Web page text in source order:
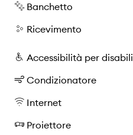
Banchetto
Ricevimento
Accessibilità per disabili
Condizionatore
Internet
Proiettore